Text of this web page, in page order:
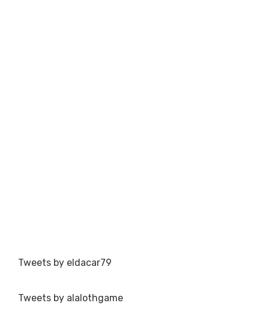
Tweets by eldacar79
Tweets by alalothgame